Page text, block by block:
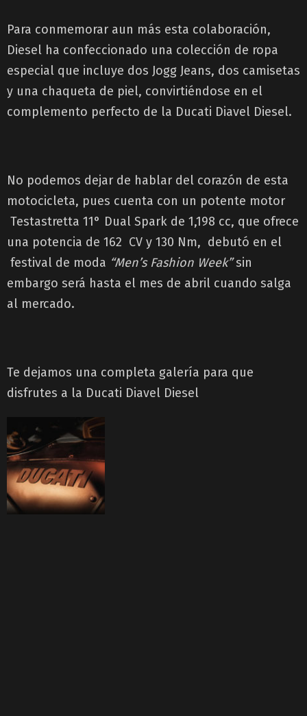
Para conmemorar aun más esta colaboración,
Diesel ha confeccionado una colección de ropa
especial que incluye dos Jogg Jeans, dos camisetas
y una chaqueta de piel, convirtiéndose en el
complemento perfecto de la Ducati Diavel Diesel.
No podemos dejar de hablar del corazón de esta
motocicleta, pues cuenta con un potente motor
Testastretta 11° Dual Spark de 1,198 cc, que ofrece
una potencia de 162 CV y 130 Nm, debutó en el
festival de moda “Men’s Fashion Week”sin
embargo será hasta el mes de abril cuando salga
al mercado.
Te dejamos una completa galería para que
disfrutes a la Ducati Diavel Diesel